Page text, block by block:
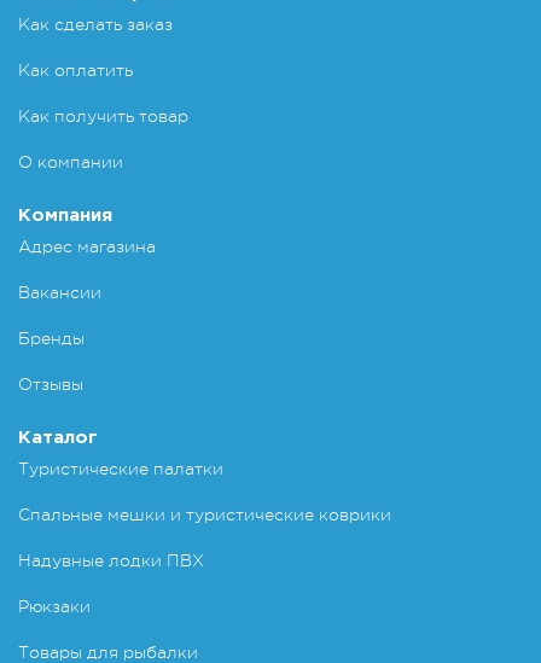
Как сделать заказ
Как оплатить
Как получить товар
О компании
Компания
Адрес магазина
Вакансии
Бренды
Отзывы
Каталог
Туристические палатки
Спальные мешки и туристические коврики
Надувные лодки ПВХ
Рюкзаки
Товары для рыбалки